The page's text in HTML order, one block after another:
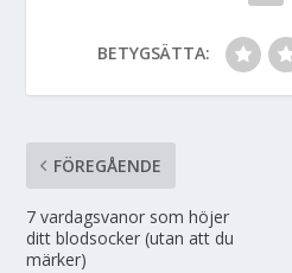
BETYGSÄTTA:
FÖREGÅENDE
7 vardagsvanor som höjer
ditt blodsocker (utan att du
märker)